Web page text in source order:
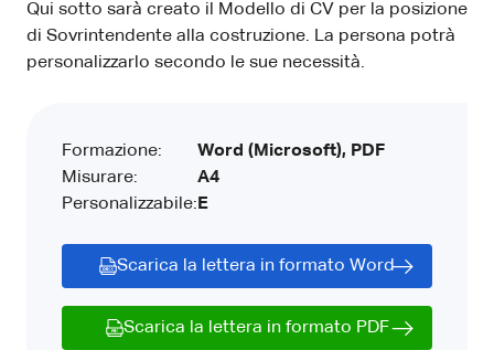
Qui sotto sarà creato il Modello di CV per la posizione
di Sovrintendente alla costruzione. La persona potrà
personalizzarlo secondo le sue necessità.
Formazione:
Misurare:
Personalizzabile:
Word (Microsoft), PDF
A4
E
Scarica la lettera in formato Word
Scarica la lettera in formato PDF